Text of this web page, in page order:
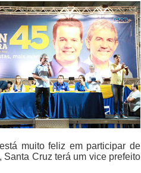
muito feliz em participar de
Cruz terá um vice prefeito